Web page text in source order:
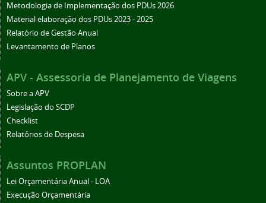
Metodologia de Implementação dos PDUs 2026
Material elaboração dos PDUs 2023 - 2025
Relatório de Gestão Anual
Levantamento de Planos
APV - Assessoria de Planejamento de Viagens
Sobre a APV
Legislação do SCDP
Checklist
Relatórios de Despesa
Assuntos PROPLAN
Lei Orçamentária Anual - LOA
Execução Orçamentária